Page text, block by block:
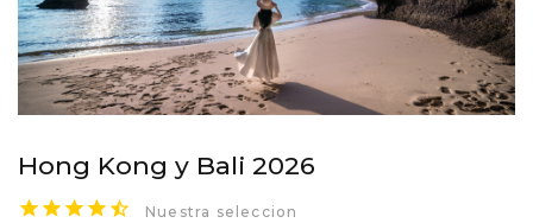
Hong Kong y Bali 2026
Nuestra seleccion